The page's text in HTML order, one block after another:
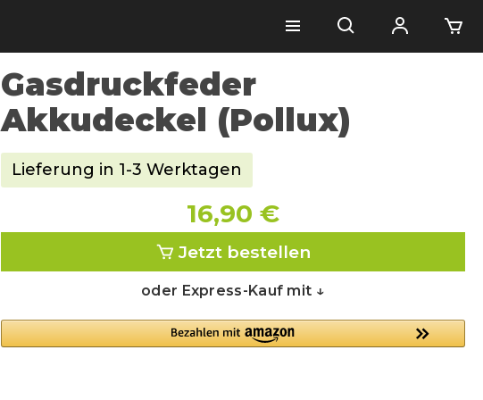
Gasdruckfeder
Akkudeckel (Pollux)
Lieferung in 1-3 Werktagen
16,90 €
Jetzt bestellen
oder Express-Kauf mit ↓